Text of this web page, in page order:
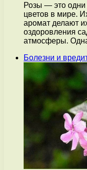
Розы — это
цветов в мире.
аромат делают
оздоровления
атмосферы.
Болезни и